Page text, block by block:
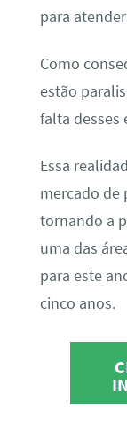
para
Como
estão
falta desses
Essa
mercado de
tornando a
uma das
para este
cinco anos.